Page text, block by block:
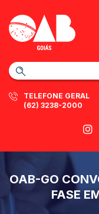
TELEFONE GERAL
(62) 3238-2000
OAB-GO
FASE